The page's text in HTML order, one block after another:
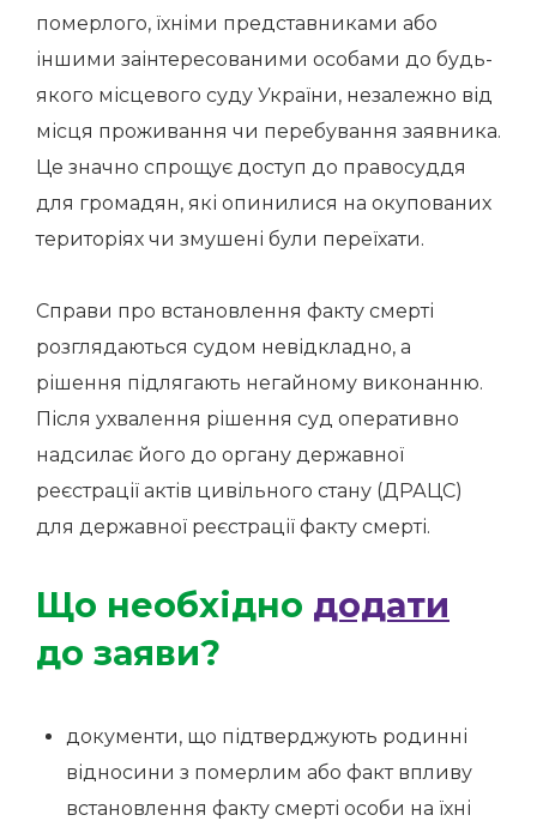
померлого, їхніми представниками або
іншими заінтересованими особами до будь-
якого місцевого суду України, незалежно від
місця проживання чи перебування заявника.
Це значно спрощує доступ до правосуддя
для громадян, які опинилися на окупованих
територіях чи змушені були переїхати.
Справи про встановлення факту смерті
розглядаються судом невідкладно, а
рішення підлягають негайному виконанню.
Після ухвалення рішення суд оперативно
надсилає його до органу державної
реєстрації актів цивільного стану (ДРАЦС)
для державної реєстрації факту смерті.
Що необхідно додати
до заяви?
документи, що підтверджують родинні
відносини з померлим або факт впливу
встановлення факту смерті особи на їхні